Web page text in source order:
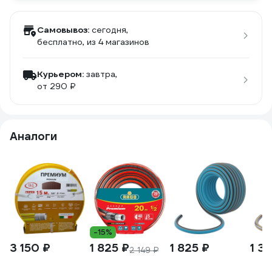
Самовывоз: сегодня,
бесплатно, из 4 магазинов
Курьером: завтра,
от 290 ₽
Аналоги
3 150 ₽
-15%
1 825 ₽2 149 ₽ 1 825 ₽ 1